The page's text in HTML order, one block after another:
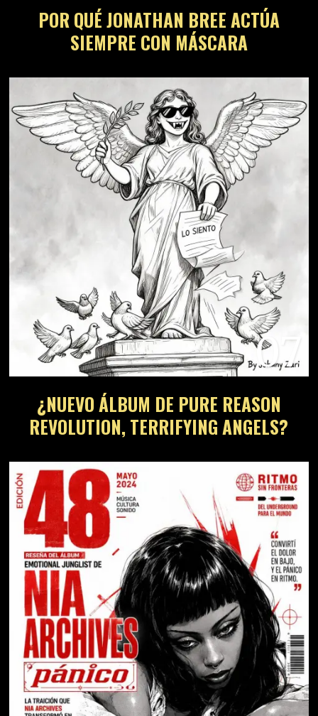
POR QUÉ JONATHAN BREE ACTÚA
SIEMPRE CON MÁSCARA
07
¿NUEVO ÁLBUM DE PURE REASON
REVOLUTION, TERRIFYING ANGELS?